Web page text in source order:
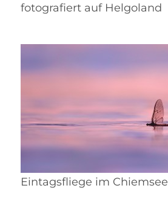
fotografiert auf Helgoland
Eintagsfliege im Chiemsee